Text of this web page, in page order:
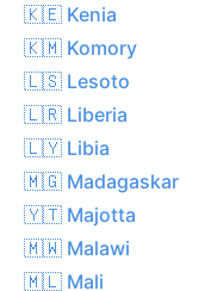
🇰🇪 Kenia
🇰🇲 Komory
🇱🇸 Lesoto
🇱🇷 Liberia
🇱🇾 Libia
🇲🇬 Madagaskar
🇾🇹 Majotta
🇲🇼 Malawi
🇲🇱 Mali